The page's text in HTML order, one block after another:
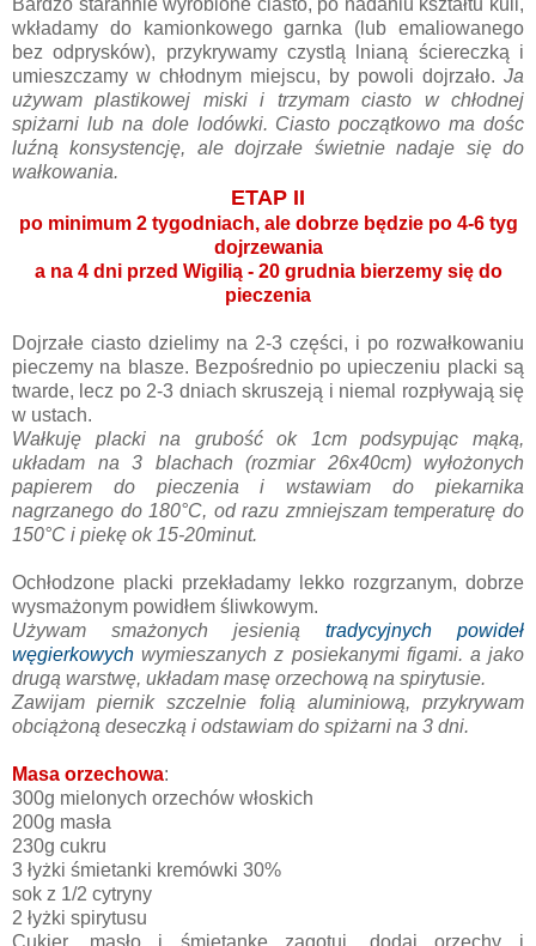
Bardzo starannie wyrobione ciasto, po nadaniu kształtu kuli,
wkładamy do kamionkowego garnka (lub emaliowanego
bez odprysków), przykrywamy czystlą lnianą ściereczką i
umieszczamy w chłodnym miejscu, by powoli dojrzało. Ja
używam plastikowej miski i trzymam ciasto w chłodnej
spiżarni lub na dole lodówki. Ciasto początkowo ma dośc
luźną konsystencję, ale dojrzałe świetnie nadaje się do
wałkowania.
ETAP II
po minimum 2 tygodniach, ale dobrze będzie po 4-6 tyg
dojrzewania
a na 4 dni przed Wigilią - 20 grudnia bierzemy się do
pieczenia
Dojrzałe ciasto dzielimy na 2-3 części, i po rozwałkowaniu
pieczemy na blasze. Bezpośrednio po upieczeniu placki są
twarde, lecz po 2-3 dniach skruszeją i niemal rozpływają się
w ustach.
Wałkuję placki na grubość ok 1cm podsypując mąką,
układam na 3 blachach (rozmiar 26x40cm) wyłożonych
papierem do pieczenia i wstawiam do piekarnika
nagrzanego do 180°C, od razu zmniejszam temperaturę do
150°C i piekę ok 15-20minut.
Ochłodzone placki przekładamy lekko rozgrzanym, dobrze
wysmażonym powidłem śliwkowym.
Używam smażonych jesienią tradycyjnych powideł
węgierkowych wymieszanych z posiekanymi figami. a jako
drugą warstwę, układam masę orzechową na spirytusie.
Zawijam piernik szczelnie folią aluminiową, przykrywam
obciążoną deseczką i odstawiam do spiżarni na 3 dni.
Masa orzechowa:
300g mielonych orzechów włoskich
200g masła
230g cukru
3 łyżki śmietanki kremówki 30%
sok z 1/2 cytryny
2 łyżki spirytusu
Cukier, masło i śmietankę zagotuj, dodaj orzechy i